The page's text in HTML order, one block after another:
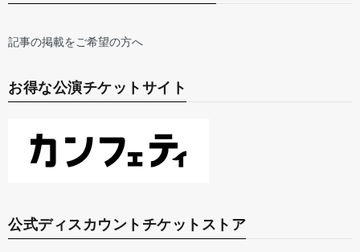
記事の掲載をご希望の方へ
お得な公演チケットサイト
公式ディスカウントチケットストア